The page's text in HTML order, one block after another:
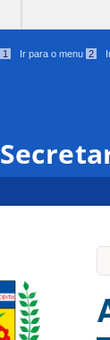
1 Ir para o menu 2